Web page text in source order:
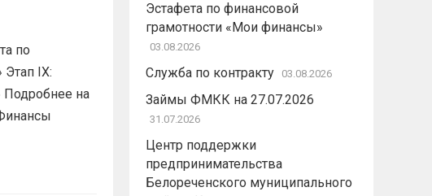
по
IX:
Подробнее на
Эстафета по финансовой
грамотности «Мои финансы»
03.08.2026
Служба по контракту 03.08.2026
Займы ФМКК на 27.07.2026
31.07.2026
Центр поддержки
предпринимательства
Белореченского муниципального